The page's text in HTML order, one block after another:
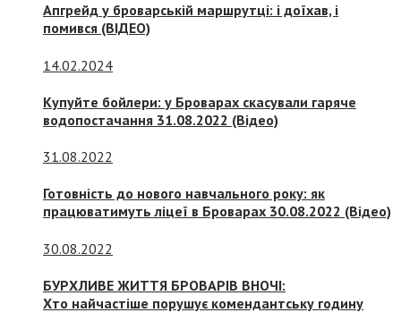
Апгрейд у броварській маршрутці: і доїхав, і
помився (ВІДЕО)
14.02.2024
Купуйте бойлери: у Броварах скасували гаряче
водопостачання 31.08.2022 (Відео)
31.08.2022
Готовність до нового навчального року: як
працюватимуть ліцеї в Броварах 30.08.2022 (Відео)
30.08.2022
БУРХЛИВЕ ЖИТТЯ БРОВАРІВ ВНОЧІ:
Хто найчастіше порушує комендантську годину